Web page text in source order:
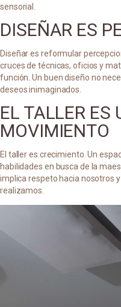
sensorial.
DISEÑAR ES
Diseñar es reformular
cruces de técnicas, oficios y
función. Un buen diseño no
deseos inimaginados.
EL TALLER ES
MOVIMIENTO
El taller es crecimiento. Un
habilidades en busca de la
implica respeto hacia nosotros
realizamos.